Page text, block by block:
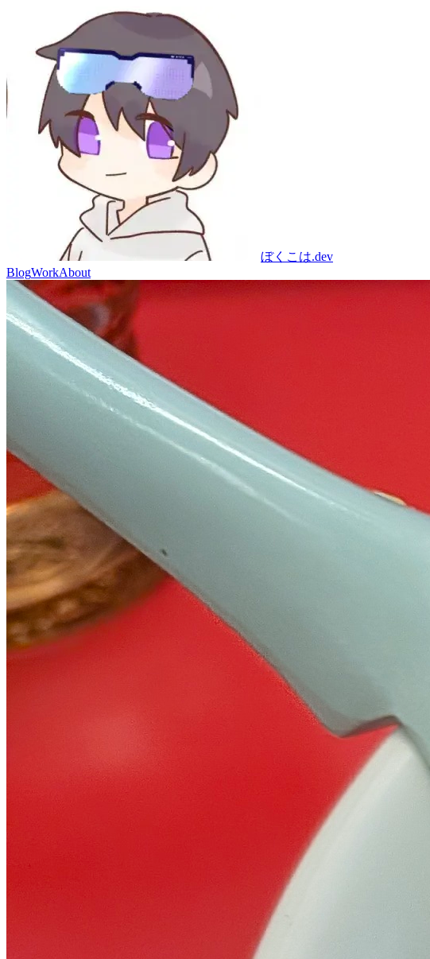
ぼくこは.dev
BlogWorkAbout